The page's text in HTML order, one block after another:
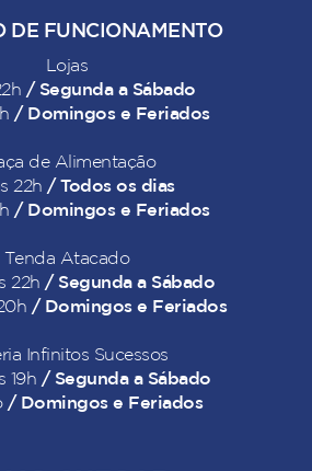
DE FUNCIONAMENTO
Lojas
/ Segunda a Sábado
/ Domingos e Feriados
de Alimentação
22h / Todos os dias
/ Domingos e Feriados
Tenda Atacado
22h/ Segunda a Sábado
/ Domingos e Feriados
Infinitos Sucessos
19h / Segunda a Sábado
/ Domingos e Feriados